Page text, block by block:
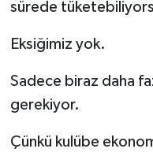
sürede
Eksiğimiz yok.
Sadece biraz daha
gerekiyor.
Çünkü kulübe